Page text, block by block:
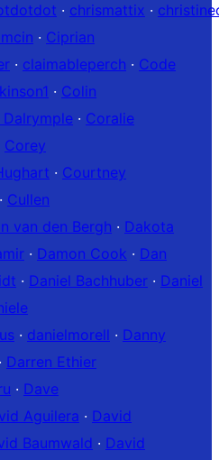
· chrismattix ·
· Ciprian
· claimableperch · Code
· Colin
· Coralie
Corey
· Courtney
· Cullen
van den Bergh · Dakota
· Damon Cook · Dan
· Daniel Bachhuber · Daniel
· danielmorell · Danny
· Darren Ethier
· Dave
Aguilera · David
Baumwald · David